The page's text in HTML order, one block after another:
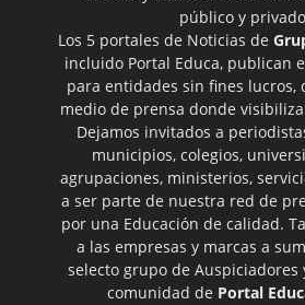
público y
Los 5 portales de Noticias de
incluido Portal Educa, publican
para entidades sin fines lucros,
medio de prensa donde
Dejamos invitados a
municipios, colegios,
agrupaciones, ministerios,
a ser parte de nuestra red de
por una Educación de calidad.
a las empresas y marcas a
selecto grupo de Auspiciadores
comunidad de Portal